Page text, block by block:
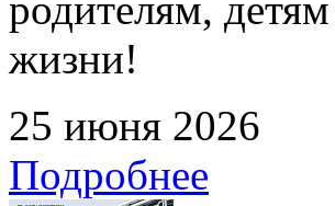
жизни!
25 июня 2026
Подробнее